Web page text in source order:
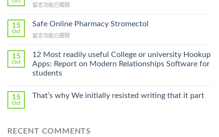
Lamisil
A
Prescription〉
在
Ilosone
Cheap〉
留言功能已關閉
15
Oct
Safe Online Pharmacy Stromectol
在
Online
Pharmacy
Stromectol〉
中
留言功能已關閉
15
Oct
12 Most readily useful College or university Hookup
Apps: Report on Modern Relationships Software for
students
15
Oct
That’s why We initially resisted writing that it part
RECENT COMMENTS